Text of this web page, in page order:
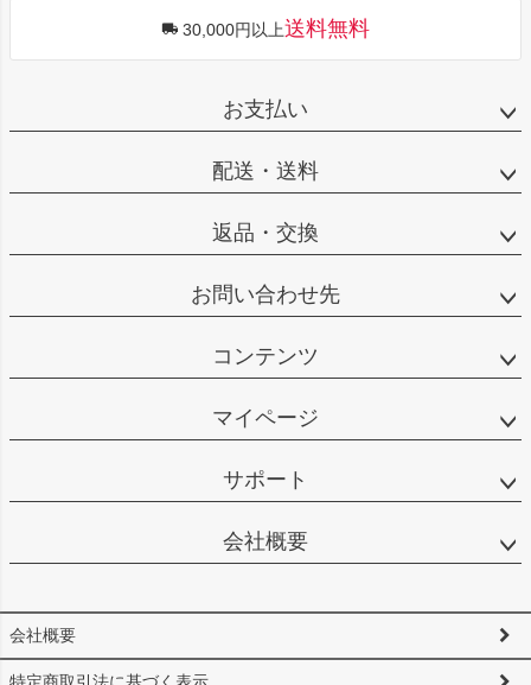
30,000円以上送料無料
お支払い
配送・送料
返品・交換
お問い合わせ先
コンテンツ
マイページ
サポート
会社概要
会社概要